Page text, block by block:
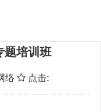
题培训班
络 点击: